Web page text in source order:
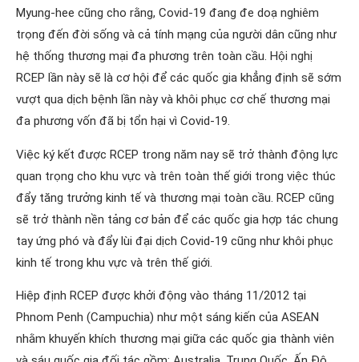
Myung-hee cũng cho rằng, Covid-19 đang đe doạ nghiêm
trọng đến đời sống và cả tính mạng của người dân cũng như
hệ thống thương mại đa phương trên toàn cầu. Hội nghị
RCEP lần này sẽ là cơ hội để các quốc gia khẳng định sẽ sớm
vượt qua dịch bệnh lần này và khôi phục cơ chế thương mại
đa phương vốn đã bị tổn hại vì Covid-19.
Việc ký kết được RCEP trong năm nay sẽ trở thành động lực
quan trọng cho khu vực và trên toàn thế giới trong việc thúc
đẩy tăng trưởng kinh tế và thương mại toàn cầu. RCEP cũng
sẽ trở thành nền tảng cơ bản để các quốc gia hợp tác chung
tay ứng phó và đẩy lùi đại dịch Covid-19 cũng như khôi phục
kinh tế trong khu vực và trên thế giới.
Hiệp định RCEP được khởi động vào tháng 11/2012 tại
Phnom Penh (Campuchia) như một sáng kiến của ASEAN
nhằm khuyến khích thương mại giữa các quốc gia thành viên